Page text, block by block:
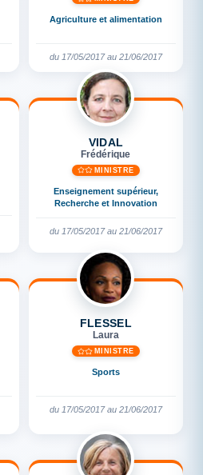
Agriculture et alimentation
du 17/05/2017 au 21/06/2017
VIDAL
Frédérique
MINISTRE
Enseignement supérieur,
Recherche et Innovation
du 17/05/2017 au 21/06/2017
FLESSEL
Laura
MINISTRE
Sports
du 17/05/2017 au 21/06/2017